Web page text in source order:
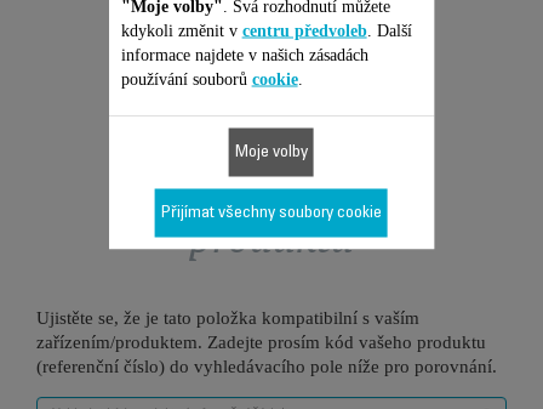
Je vhodné pro 2
produktů
Ujistěte se, že je tato položka kompatibilní s vaším
zařízením/produktem. Zadejte prosím kód vašeho produktu
(referenční číslo) do vyhledávacího pole níže pro porovnání.
"Moje volby" . Svá rozhodnutí můžete
kdykoli změnit v centru předvoleb. Další
informace najdete v našich zásadách
používání souborů cookie.
Moje volby
Přijímat všechny soubory cookie